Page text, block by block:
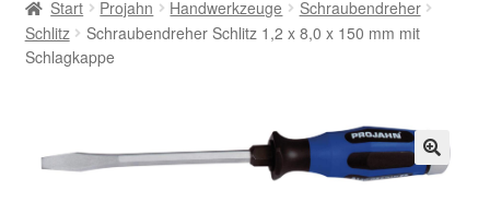
Allgemeine Geschäftsbedingungen
Cookie-Richtlinie (EU)
Start Projahn Handwerkzeuge
Schraubendreher
Schlitz
Schraubendreher Schlitz 1,2 x 8,0 x 150 mm mit
Schlagkappe
🔍